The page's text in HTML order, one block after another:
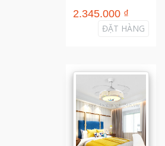
2.345.000 ₫
ĐẶT HÀNG